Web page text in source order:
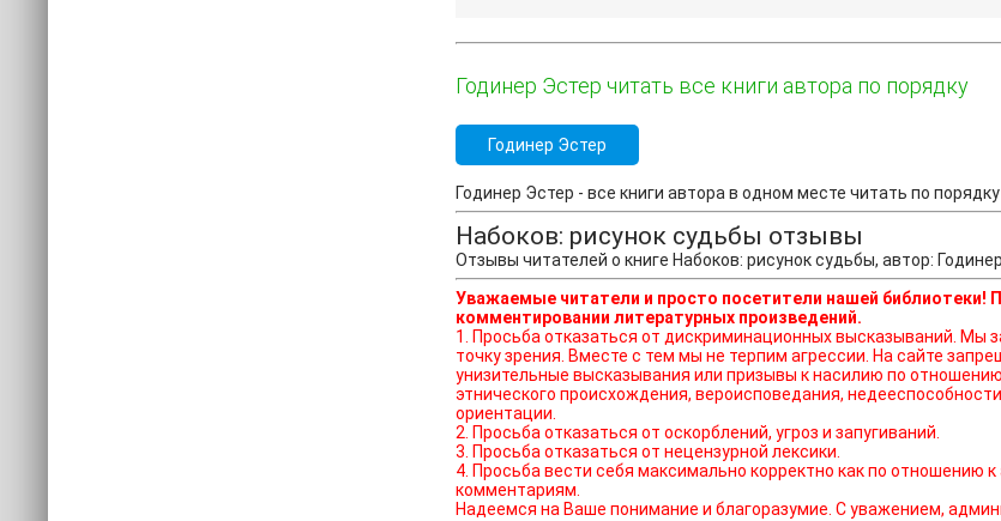
Годинер Эстер читать все книги автора по порядку
Годинер Эстер
Годинер Эстер - все книги автора в одном месте читать по
Набоков: рисунок судьбы отзывы
Отзывы читателей о книге Набоков: рисунок судьбы, автор:
Уважаемые читатели и просто посетители нашей библиотеки!
комментировании литературных произведений.
1. Просьба отказаться от дискриминационных высказываний. Мы защищаем право наших читателей свободно выражать свою
точку зрения. Вместе с тем мы не терпим агрессии. На сайте
унизительные высказывания или призывы к насилию по
этнического происхождения, вероисповедания,
ориентации.
2. Просьба отказаться от оскорблений, угроз и запугиваний.
3. Просьба отказаться от нецензурной лексики.
4. Просьба вести себя максимально корректно как по отношению
комментариям.
Надеемся на Ваше понимание и благоразумие. С уважением,